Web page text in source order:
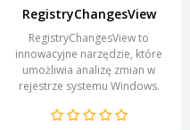
RegistryChangesView
RegistryChangesView to
innowacyjne narzędzie, które
umożliwia analizę zmian w
rejestrze systemu Windows.
wydajności, program zyskuje...